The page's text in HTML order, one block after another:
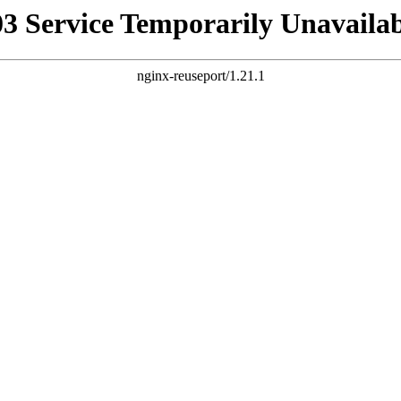
Service Temporarily
nginx-reuseport/1.21.1